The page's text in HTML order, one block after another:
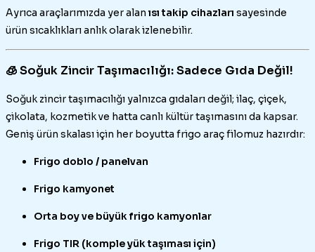
Ayrıca araçlarımızda yer alan ısı takip cihazları sayesinde
ürün sıcaklıkları anlık olarak izlenebilir.
🧊 Soğuk Zincir Taşımacılığı: Sadece Gıda Değil!
Soğuk zincir taşımacılığı yalnızca gıdaları değil; ilaç, çiçek,
çikolata, kozmetik ve hatta canlı kültür taşımasını da kapsar.
Geniş ürün skalası için her boyutta frigo araç filomuz hazırdır:
Frigo doblo / panelvan
Frigo kamyonet
Orta boy ve büyük frigo kamyonlar
Frigo TIR (komple yük taşıması için)